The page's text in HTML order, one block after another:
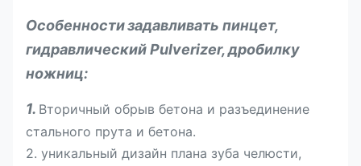
Особенностизадавливать пинцет,
гидравлический Pulverizer, дробилку
ножниц:
1. Вторичный обрыв бетона и разъединение
стального прута и бетона.
2. уникальный дизайн плана зуба челюсти,